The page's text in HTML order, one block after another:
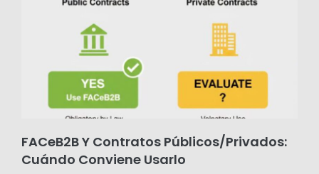
FACeB2B Y Contratos Públicos/privados:
Cuándo Conviene Usarlo